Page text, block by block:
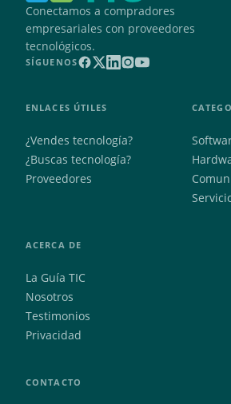
Conectamos a compradores
empresariales con proveedores
tecnológicos.
SÍGUENOS
ENLACES ÚTILES
¿Vendes tecnología?
¿Buscas tecnología?
Proveedores
ACERCA DE
La Guía TIC
Nosotros
Testimonios
Privacidad
CONTACTO